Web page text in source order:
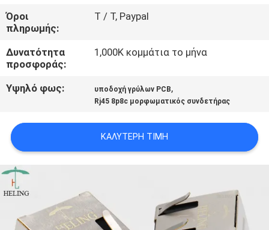
ΖΗΤΉΣΤΕ
ΈΝΑ
ΑΠΌΣΠΑΣΜΑ
ΠΟΛΙΤΙΚΉ
ΑΠΟΡΡΉΤΟΥ
Όροι
πληρωμής:
T / Τ, Paypal
Δυνατότητα
προσφοράς:
1,000K κομμάτια το μήνα
Υψηλό φως: υποδοχή γρύλων PCB,
Rj45 8p8c μορφωματικός συνδετήρας
ΚΑΛΎΤΕΡΗ ΤΙΜΉ